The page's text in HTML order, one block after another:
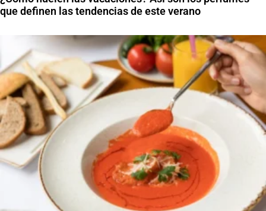
que definen las tendencias de este verano